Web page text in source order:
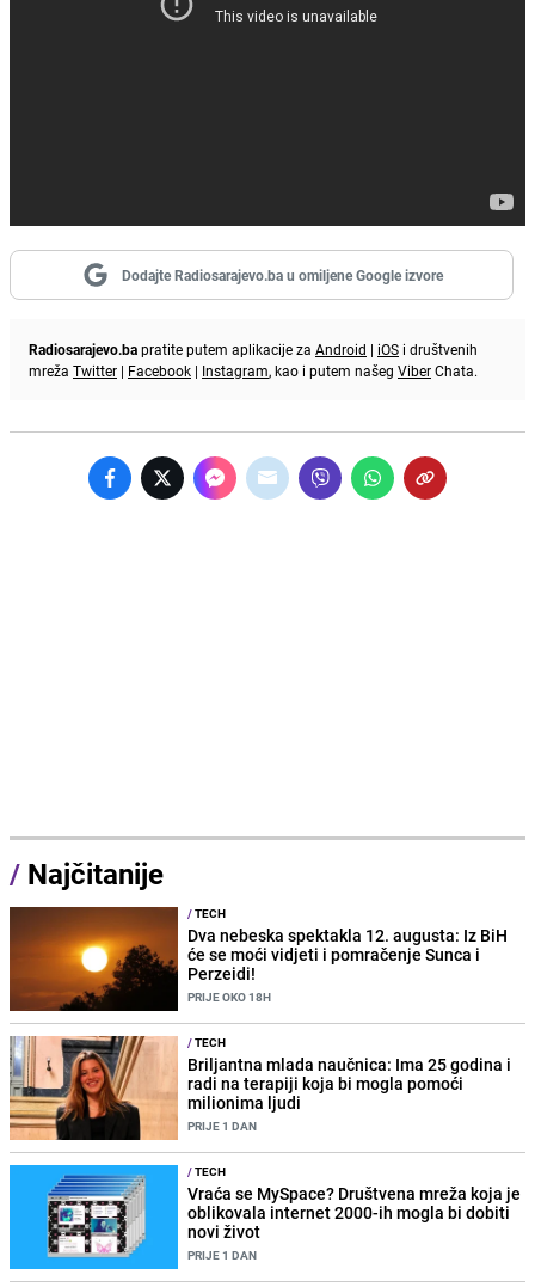
Dodajte Radiosarajevo.ba u omiljene Google izvore
Radiosarajevo.bapratite putem aplikacije za Android | iOS i društvenih
mreža Twitter | Facebook | Instagram, kao i putem našeg ViberChata.
/ Najčitanije
/TECH
Dva nebeska spektakla 12. augusta: Iz BiH
će se moći vidjeti i pomračenje Sunca i
Perzeidi!
PRIJE OKO 18H
/TECH
Briljantna mlada naučnica: Ima 25 godina i
radi na terapiji koja bi mogla pomoći
milionima ljudi
PRIJE 1 DAN
/TECH
Vraća se MySpace? Društvena mreža koja je
oblikovala internet 2000-ih mogla bi dobiti
novi život
PRIJE 1 DAN